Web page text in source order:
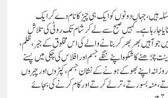
ہیں، جہاں دونوں کو ایک ہی چیز کا نام دے کر ایک
جا رہا ہے۔ کہیں صبح سے لے کر شام تک روٹی کی تلاش
آہیں بھر بھر کر بنانے والے کی اس مخلوق کے جبر، ظلم،
چڑھنے کا شکوہ اپنے ننگے جسم اور افلاس کی چکی میں پسنے
اپنے بھوکے ہونے کے نشان جسم، کپڑوں اور چہروں
منہ بسورتے، ترلے کرتے اور کام کرنے کی بجائے